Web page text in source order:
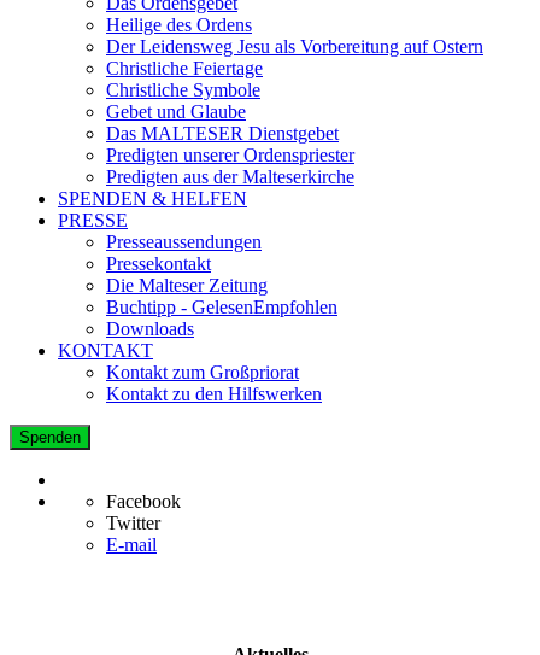
Heilige des Ordens
Der Leidensweg Jesu als Vorbereitung auf Ostern
Christliche Feiertage
Christliche Symbole
Gebet und Glaube
Das MALTESER Dienstgebet
Predigten unserer Ordenspriester
Predigten aus der Malteserkirche
SPENDEN & HELFEN
PRESSE
Presseaussendungen
Pressekontakt
Die Malteser Zeitung
Buchtipp - GelesenEmpfohlen
Downloads
KONTAKT
Kontakt zum Großpriorat
Kontakt zu den Hilfswerken
Spenden
Facebook
Twitter
E-mail